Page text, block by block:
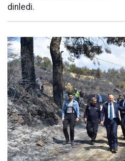
dinledi.